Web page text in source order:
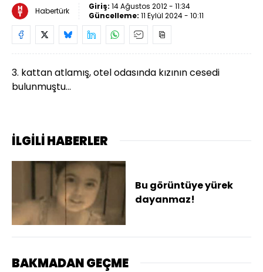
Habertürk Giriş: 14 Ağustos 2012 - 11:34
Güncelleme: 11 Eylül 2024 - 10:11
3. kattan atlamış, otel odasında kızının cesedi
bulunmuştu...
İLGİLİ HABERLER
Bu görüntüye yürek
dayanmaz!
BAKMADAN GEÇME